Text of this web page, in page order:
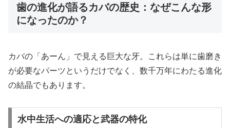
歯の進化が語るカバの歴史：なぜこんな形
になったのか？
カバの「あーん」で見える巨大な牙。これらは単に歯磨き
が必要なパーツというだけでなく、数千万年にわたる進化
の結晶でもあります。
水中生活への適応と武器の特化